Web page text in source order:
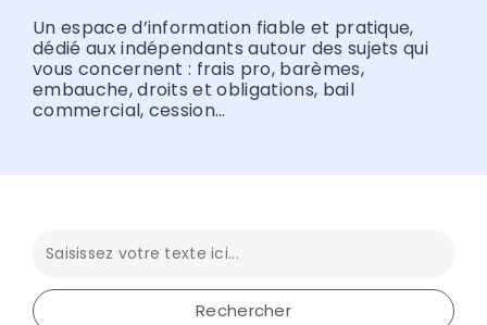
Un espace d’information fiable et pratique,
dédié aux indépendants autour des sujets qui
vous concernent : frais pro, barèmes,
embauche, droits et obligations, bail
commercial, cession…